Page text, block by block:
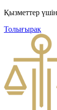
Қызметтер
Толығырақ